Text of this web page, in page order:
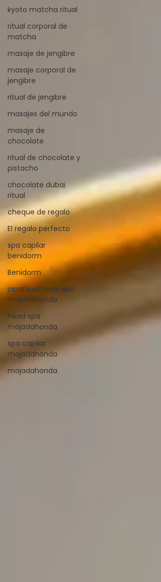
kyoto matcha ritual
ritual corporal de
matcha
masaje de jengibre
masaje corporal de
jengibre
ritual de jengibre
masajes del mundo
masaje de
chocolate
ritual de chocolate y
pistacho
chocolate dubai
ritual
cheque de regalo
El regalo perfecto
spa capilar
benidorm
Benidorm
japanese head spa
majadahonda
head spa
majadahonda
spa capilar
majadahonda
majadahonda